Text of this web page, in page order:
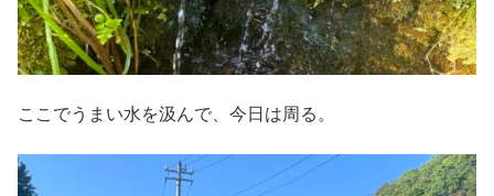
ここでうまい水を汲んで、今日は周る。